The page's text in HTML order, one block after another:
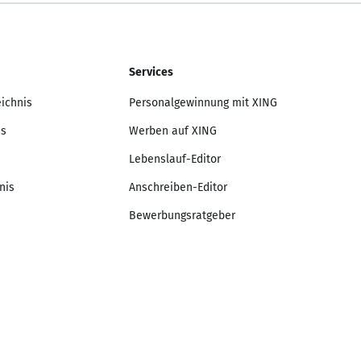
Services
Personalgewinnung mit XING
Werben auf XING
Lebenslauf-Editor
Anschreiben-Editor
Bewerbungsratgeber